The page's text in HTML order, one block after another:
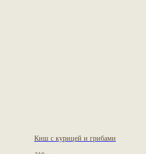
Киш с курицей и грибами